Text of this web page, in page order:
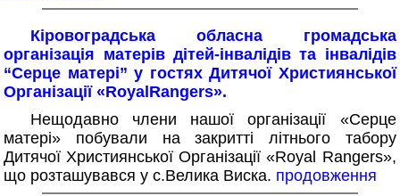
Кіровоградська обласна громадська
організація матерів дітей-інвалідів та інвалідів
“Серце матері” у гостях Дитячої Християнської
Організації «RoyalRangers».
Нещодавно члени нашої організації «Серце
матері» побували на закритті літнього табору
Дитячої Християнської Організації «Royal Rangers»,
що розташувався у с.Велика Виска. продовження